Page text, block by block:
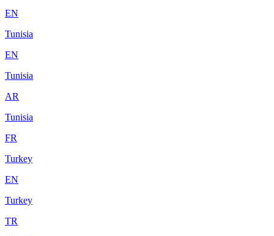
EN
Tunisia
EN
Tunisia
AR
Tunisia
FR
Turkey
EN
Turkey
TR